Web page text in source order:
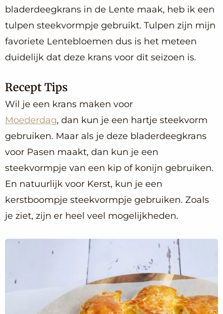
bladerdeegkrans in de Lente maak, heb ik een
tulpen steekvormpje gebruikt. Tulpen zijn mijn
favoriete Lentebloemen dus is het meteen
duidelijk dat deze krans voor dit seizoen is.
Recept Tips
Wil je een krans maken voor
Moederdag, dan kun je een hartje steekvorm
gebruiken. Maar als je deze bladerdeegkrans
voor Pasen maakt, dan kun je een
steekvormpje van een kip of konijn gebruiken.
En natuurlijk voor Kerst, kun je een
kerstboompje steekvormpje gebruiken. Zoals
je ziet, zijn er heel veel mogelijkheden.